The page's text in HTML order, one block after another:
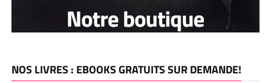
NOS LIVRES : EBOOKS GRATUITS SUR DEMANDE!